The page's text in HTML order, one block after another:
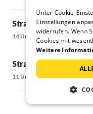
Strandurlaub in
14 Unterkünfte
Strandurlaub in
11 Unterkünfte
Unter Cookie-
Einstellungen
widerrufen. Wenn
Cookies mit
Weitere